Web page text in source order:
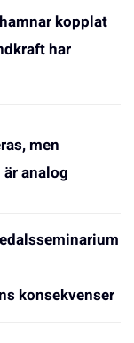
kopplat
har
men
analog
konsekvenser